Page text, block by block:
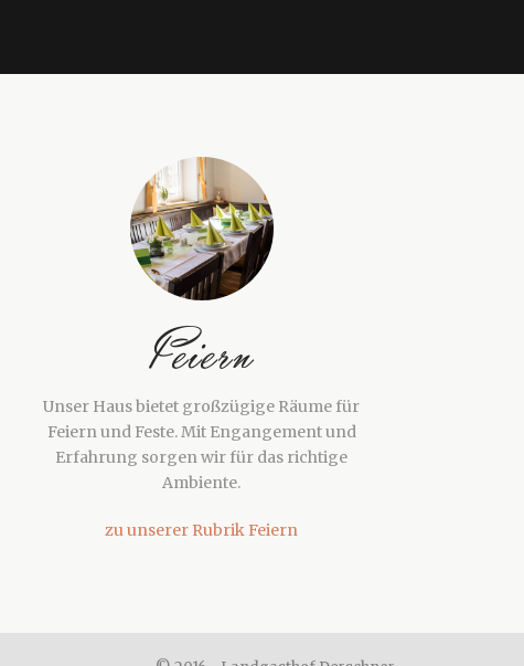
Feiern
Unser Haus bietet großzügige Räume für
Feiern und Feste. Mit Engangement und
Erfahrung sorgen wir für das richtige
Ambiente.
zu unserer Rubrik Feiern